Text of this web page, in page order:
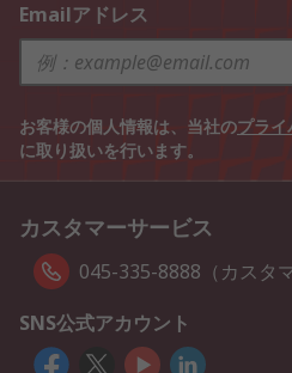
Emailアドレス
お客様の個人情報は、当社のプラ
に取り扱いを行います。
カスタマーサービス
045-335-8888（カスタ
SNS公式アカウント